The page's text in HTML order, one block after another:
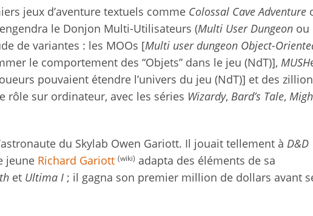
jeux d’aventure textuels comme Colossal Cave Adventure
le Donjon Multi-Utilisateurs (Multi User Dungeon ou
de variantes : les MOOs [Multi user dungeon Object-
le comportement des “Objets” dans le jeu (NdT)], MUSH
pouvaient étendre l’univers du jeu (NdT)] et des
rôle sur ordinateur, avec les séries Wizardy, Bard’s Tale,
du Skylab Owen Gariott. Il jouait tellement à D&D
jeune Richard Gariott (wiki) adapta des éléments de sa
et Ultima I ; il gagna son premier million de dollars avant